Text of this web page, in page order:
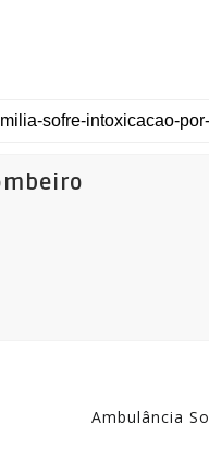
Ambulância